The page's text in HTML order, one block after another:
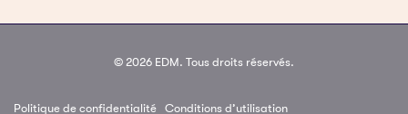
© 2026 EDM. Tous droits réservés.
Politique de confidentialité Conditions d’utilisation